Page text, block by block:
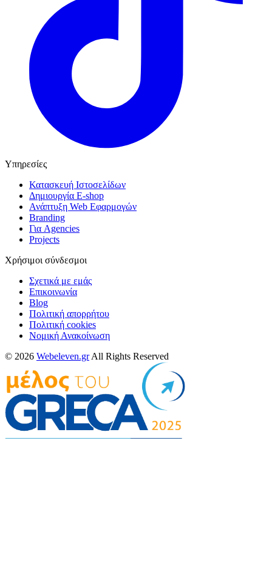
Υπηρεσίες
Κατασκευή Ιστοσελίδων
Δημιουργία E-shop
Ανάπτυξη Web Εφαρμογών
Branding
Για Agencies
Projects
Χρήσιμοι σύνδεσμοι
Σχετικά με εμάς
Επικοινωνία
Blog
Πολιτική απορρήτου
Πολιτική cookies
Νομική Ανακοίνωση
© 2026 Webeleven.gr All Rights Reserved